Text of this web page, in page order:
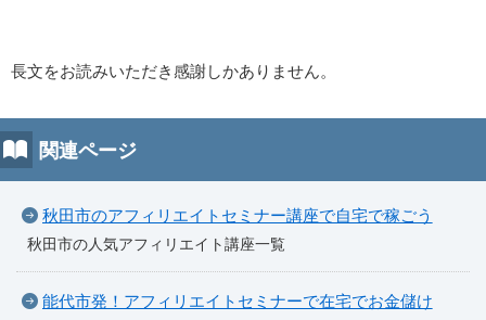
長文をお読みいただき感謝しかありません。
関連ページ
秋田市のアフィリエイトセミナー講座で自宅で稼ごう
秋田市の人気アフィリエイト講座一覧
能代市発！アフィリエイトセミナーで在宅でお金儲け